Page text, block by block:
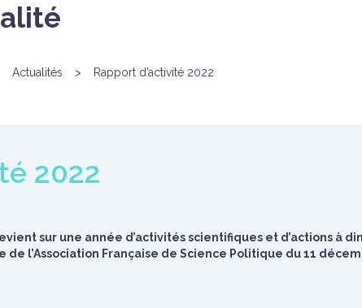
Actualités > Rapport d’activité 2022
2022
sur une année d’activités scientifiques et d’actions à
l’Association Française de Science Politique du 11